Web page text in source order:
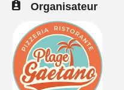
Organisateur